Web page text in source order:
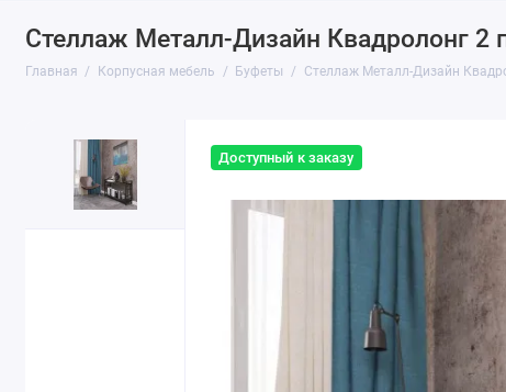
Стеллаж Металл-Дизайн Квадролонг 2
Главная Корпусная мебель Буфеты Стеллаж Металл-Дизайн
Доступный к заказу